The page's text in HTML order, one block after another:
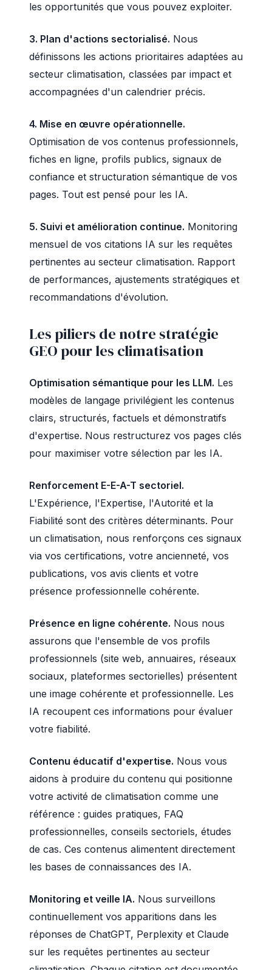
les opportunités que vous pouvez exploiter.
3. Plan d'actions sectorialisé. Nous
définissons les actions prioritaires adaptées au
secteur climatisation, classées par impact et
accompagnées d'un calendrier précis.
4. Mise en œuvre opérationnelle.
Optimisation de vos contenus professionnels,
fiches en ligne, profils publics, signaux de
confiance et structuration sémantique de vos
pages. Tout est pensé pour les IA.
5. Suivi et amélioration continue. Monitoring
mensuel de vos citations IA sur les requêtes
pertinentes au secteur climatisation. Rapport
de performances, ajustements stratégiques et
recommandations d'évolution.
Les piliers de notre stratégie
GEO pour les climatisation
Optimisation sémantique pour les LLM. Les
modèles de langage privilégient les contenus
clairs, structurés, factuels et démonstratifs
d'expertise. Nous restructurez vos pages clés
pour maximiser votre sélection par les IA.
Renforcement E-E-A-T sectoriel.
L'Expérience, l'Expertise, l'Autorité et la
Fiabilité sont des critères déterminants. Pour
un climatisation, nous renforçons ces signaux
via vos certifications, votre ancienneté, vos
publications, vos avis clients et votre
présence professionnelle cohérente.
Présence en ligne cohérente. Nous nous
assurons que l'ensemble de vos profils
professionnels (site web, annuaires, réseaux
sociaux, plateformes sectorielles) présentent
une image cohérente et professionnelle. Les
IA recoupent ces informations pour évaluer
votre fiabilité.
Contenu éducatif d'expertise. Nous vous
aidons à produire du contenu qui positionne
votre activité de climatisation comme une
référence : guides pratiques, FAQ
professionnelles, conseils sectoriels, études
de cas. Ces contenus alimentent directement
les bases de connaissances des IA.
Monitoring et veille IA. Nous surveillons
continuellement vos apparitions dans les
réponses de ChatGPT, Perplexity et Claude
sur les requêtes pertinentes au secteur